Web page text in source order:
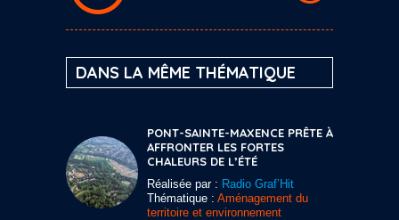
DANS LA MÊME THÉMATIQUE
PONT-SAINTE-MAXENCE PRÊTE À
AFFRONTER LES FORTES
CHALEURS DE L’ÉTÉ
Réalisée par : Radio Graf’Hit
Thématique : Aménagement du
territoire et environnement